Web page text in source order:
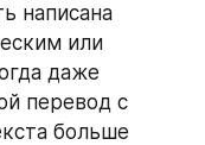
написана
или
даже
перевод с
больше